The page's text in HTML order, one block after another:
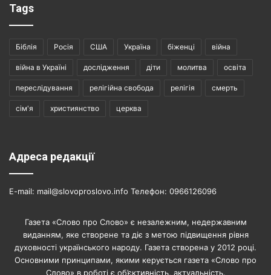
Tags
Біблія Росія США Україна біженці війна
війна в Україні дослідження діти молитва освіта
переслідування релігійна свобода релігія смерть
сім'я християнство церква
Адреса редакції
E-mail: mail@slovoproslovo.info Телефон: 0966126096
Газета «Слово про Слово» є незалежним, недержавним
виданням, яке створене та діє з метою підвищення рівня
духовності українського народу. Газета створена у 2012 році.
Основними принципами, якими керується газета «Слово про
Слово» в роботі є об’єктивність, актуальність.